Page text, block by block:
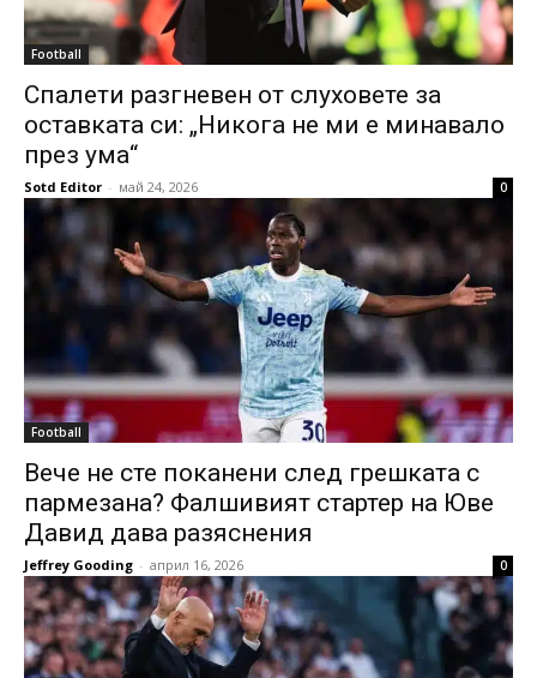
Football
Спалети разгневен от слуховете за
оставката си: „Никога не ми е минавало
през ума“
Sotd Editor - май 24, 2026 0
Football
Вече не сте поканени след грешката с
пармезана? Фалшивият стартер на Юве
Давид дава разяснения
Jeffrey Gooding - април 16, 2026 0